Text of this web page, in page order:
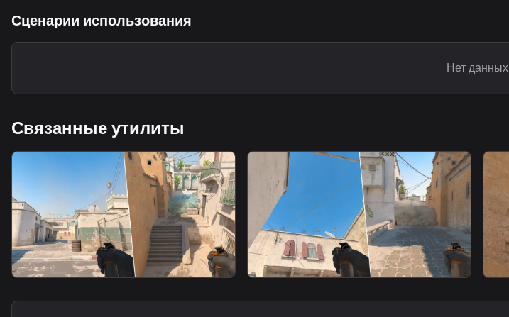
Сценарии использования
Нет данных
Связанные утилиты